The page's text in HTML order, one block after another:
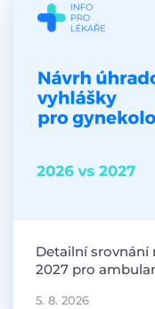
Detailní srovnání
2027 pro
5. 8. 2026